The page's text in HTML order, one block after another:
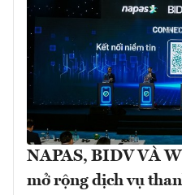
NAPAS, BIDV VÀ
mở rộng dịch vụ